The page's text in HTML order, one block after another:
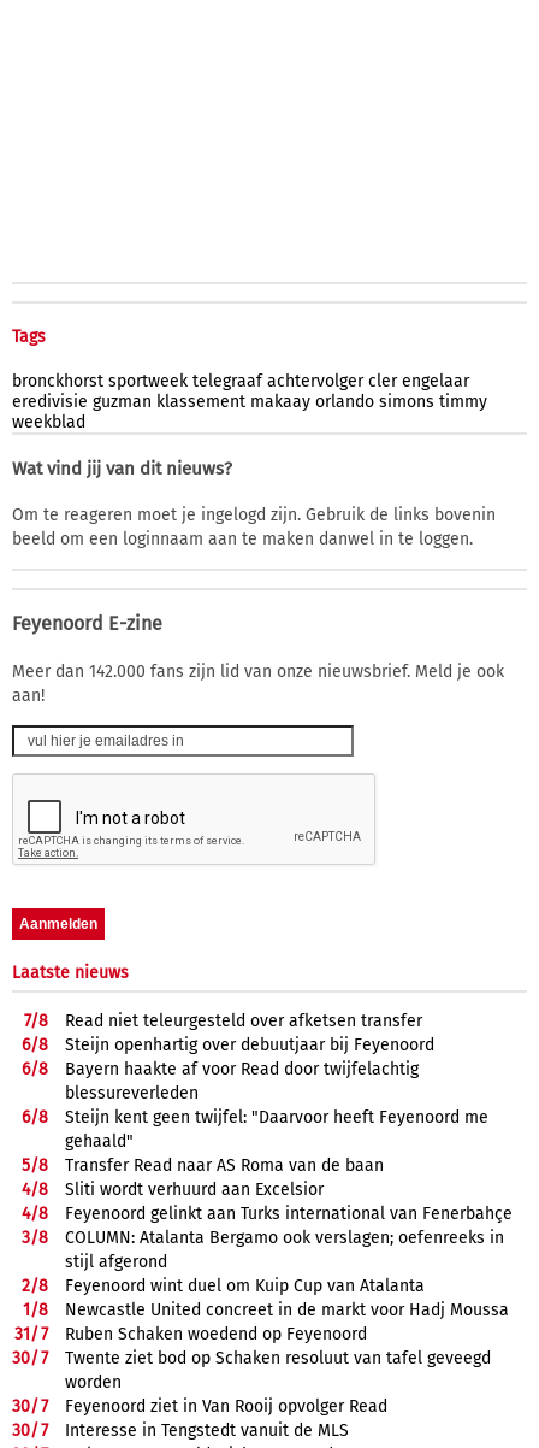
Tags
bronckhorst sportweek telegraaf achtervolger cler engelaar
eredivisie guzman klassement makaay orlando simons timmy
weekblad
Wat vind jij van dit nieuws?
Om te reageren moet je ingelogd zijn. Gebruik de links bovenin
beeld om een loginnaam aan te maken danwel in te loggen.
Feyenoord E-zine
Meer dan 142.000 fans zijn lid van onze nieuwsbrief. Meld je ook
aan!
Laatste nieuws
7/8
Read niet teleurgesteld over afketsen transfer
6/8
Steijn openhartig over debuutjaar bij Feyenoord
6/8
Bayern haakte af voor Read door twijfelachtig
blessureverleden
6/8
Steijn kent geen twijfel: "Daarvoor heeft Feyenoord me
gehaald"
5/8
Transfer Read naar AS Roma van de baan
4/8
Sliti wordt verhuurd aan Excelsior
4/8
Feyenoord gelinkt aan Turks international van Fenerbahçe
3/8
COLUMN: Atalanta Bergamo ook verslagen; oefenreeks in
stijl afgerond
2/8
Feyenoord wint duel om Kuip Cup van Atalanta
1/8
Newcastle United concreet in de markt voor Hadj Moussa
31/7
Ruben Schaken woedend op Feyenoord
30/7
Twente ziet bod op Schaken resoluut van tafel geveegd
worden
30/7
Feyenoord ziet in Van Rooij opvolger Read
30/7
Interesse in Tengstedt vanuit de MLS